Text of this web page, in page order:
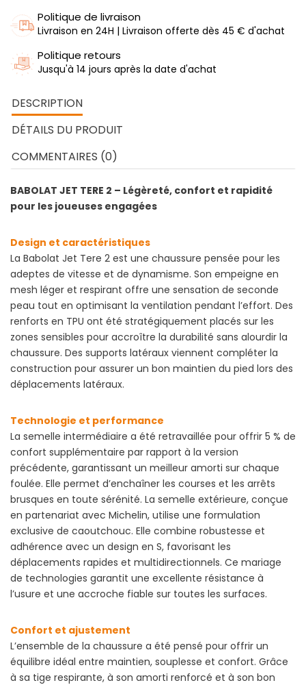
Politique de livraison
Livraison en 24H | Livraison offerte dès 45 € d'achat
Politique retours
Jusqu'à 14 jours après la date d'achat
DESCRIPTION
DÉTAILS DU PRODUIT
COMMENTAIRES (0)
BABOLAT JET TERE 2 – Légèreté, confort et rapidité
pour les joueuses engagées
Design et caractéristiques
La Babolat Jet Tere 2 est une chaussure pensée pour les
adeptes de vitesse et de dynamisme. Son empeigne en
mesh léger et respirant offre une sensation de seconde
peau tout en optimisant la ventilation pendant l’effort. Des
renforts en TPU ont été stratégiquement placés sur les
zones sensibles pour accroître la durabilité sans alourdir la
chaussure. Des supports latéraux viennent compléter la
construction pour assurer un bon maintien du pied lors des
déplacements latéraux.
Technologie et performance
La semelle intermédiaire a été retravaillée pour offrir 5 % de
confort supplémentaire par rapport à la version
précédente, garantissant un meilleur amorti sur chaque
foulée. Elle permet d’enchaîner les courses et les arrêts
brusques en toute sérénité. La semelle extérieure, conçue
en partenariat avec Michelin, utilise une formulation
exclusive de caoutchouc. Elle combine robustesse et
adhérence avec un design en S, favorisant les
déplacements rapides et multidirectionnels. Ce mariage
de technologies garantit une excellente résistance à
l’usure et une accroche fiable sur toutes les surfaces.
Confort et ajustement
L’ensemble de la chaussure a été pensé pour offrir un
équilibre idéal entre maintien, souplesse et confort. Grâce
à sa tige respirante, à son amorti renforcé et à son bon